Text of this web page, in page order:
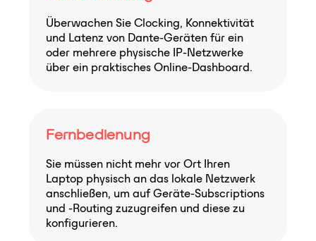
Überwachen Sie Clocking, Konnektivität
und Latenz von Dante-Geräten für ein
oder mehrere physische IP-Netzwerke
über ein praktisches Online-Dashboard.
Fernbedienung
Sie müssen nicht mehr vor Ort Ihren
Laptop physisch an das lokale Netzwerk
anschließen, um auf Geräte-Subscriptions
und -Routing zuzugreifen und diese zu
konfigurieren.